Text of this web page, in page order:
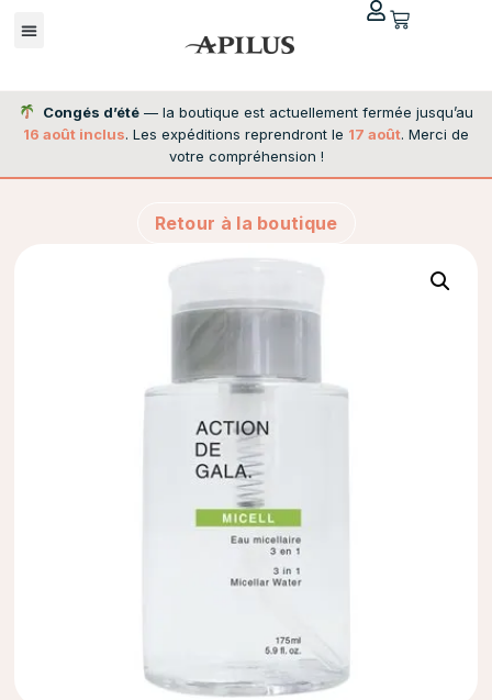
Congés d’été — la boutique est actuellement fermée jusqu’au
16 août inclus. Les expéditions reprendront le 17 août. Merci de
votre compréhension !
Retour à la boutique